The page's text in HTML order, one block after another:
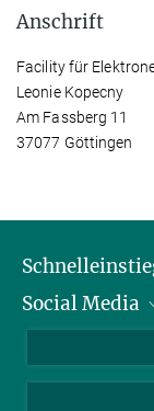
Anschrift
Facility für
Leonie Kopecny
Am Fassberg 11
37077 Göttingen
Alumni
Social Media